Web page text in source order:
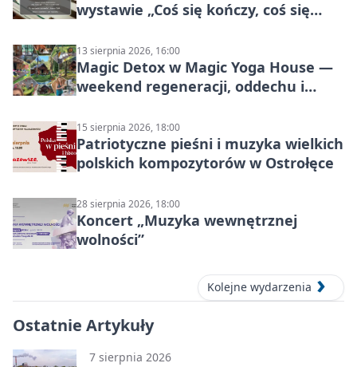
wystawie „Coś się kończy, coś się
Mazowsza do Korony”
13 sierpnia 2026, 16:00
Magic Detox w Magic Yoga House —
weekend regeneracji, oddechu i
15 sierpnia 2026, 18:00
Patriotyczne pieśni i muzyka wielkich
polskich kompozytorów w Ostrołęce
28 sierpnia 2026, 18:00
Koncert „Muzyka wewnętrznej
wolności”
Kolejne wydarzenia
Ostatnie Artykuły
7 sierpnia 2026